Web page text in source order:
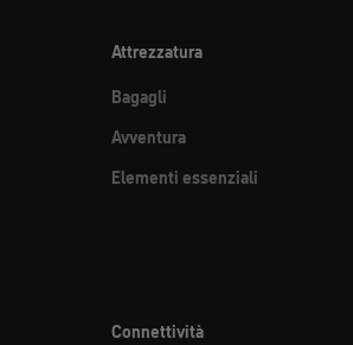
Attrezzatura
Bagagli
Avventura
Elementi essenziali
Connettività